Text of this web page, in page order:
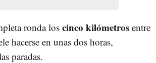
ronda los cinco kilómetros entre
hacerse en unas dos horas,
paradas.